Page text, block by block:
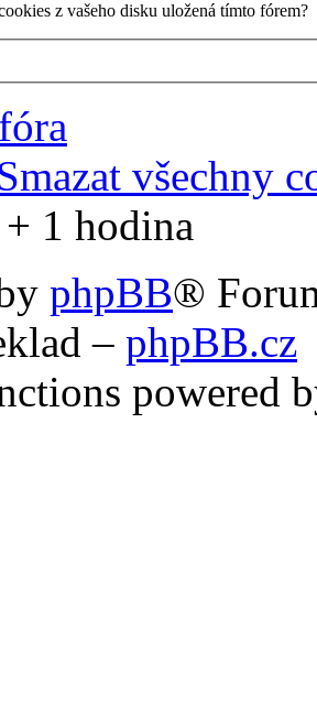
z vašeho disku uložená tímto fórem?
všechny
1 hodina
phpBB®
– phpBB.cz
powered